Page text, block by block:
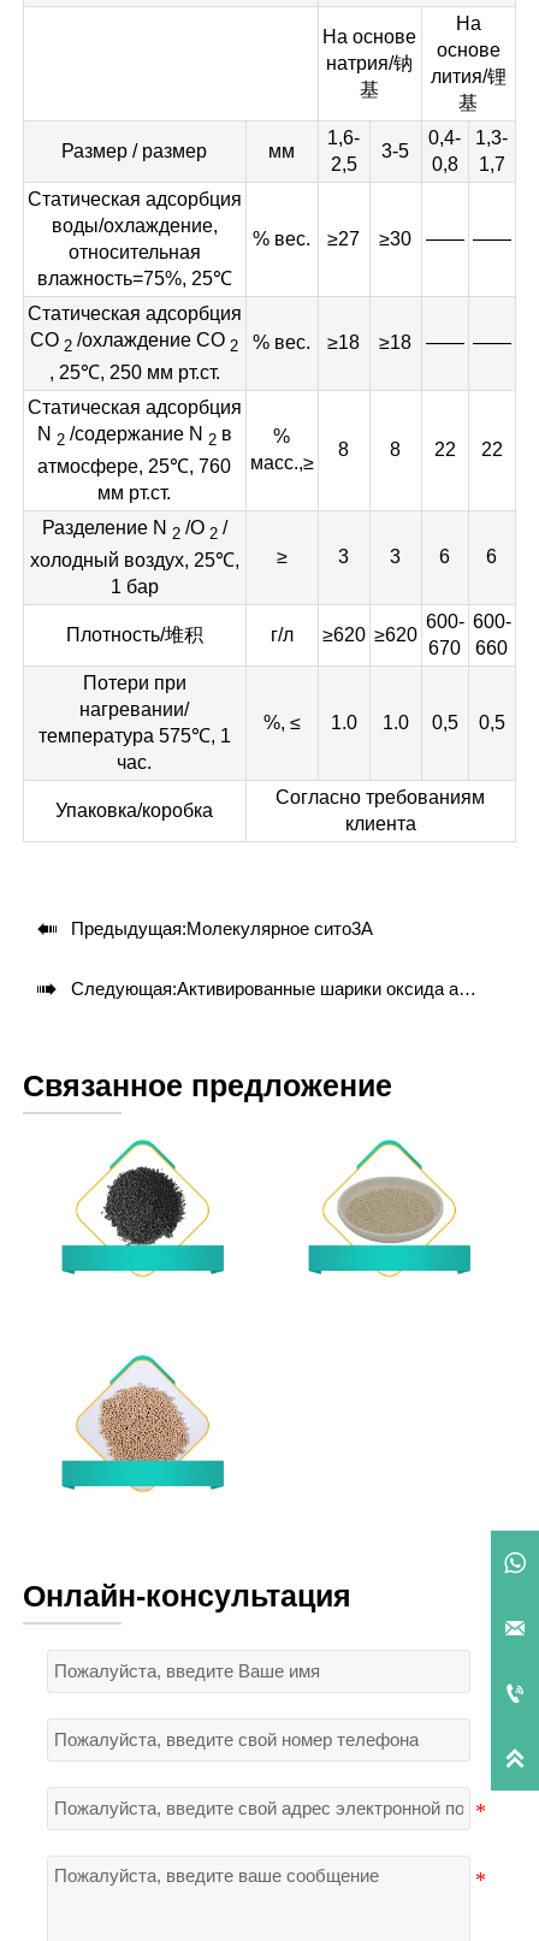
На основе
натрия/钠
基
На
основе
лития/锂
基
Размер / размер мм
1,6-
2,5
3-5
0,4-
0,8
1,3-
1,7
Статическая адсорбция
воды/охлаждение,
относительная
влажность=75%, 25℃
% вес. ≥27 ≥30 —— ——
Статическая адсорбция
CO 2 /охлаждение CO 2
, 25℃, 250 мм рт.ст.
% вес. ≥18 ≥18 —— ——
Статическая адсорбция
N 2/содержание N 2в
атмосфере, 25℃, 760
мм рт.ст.
%
масс.,≥
8 8 22 22
Разделение N 2/O 2/
холодный воздух, 25℃,
1 бар
≥ 3 3 6 6
Плотность/堆积 г/л ≥620 ≥620
600-
670
600-
660
Потери при
нагревании/
температура 575℃, 1
час.
%, ≤ 1.0 1.0 0,5 0,5
Упаковка/коробка
Согласно требованиям
клиента
 Предыдущая:Молекулярное сито3A
 Следующая:Активированные шарики оксида алюминия
Связанное предложение
Онлайн-консультация



